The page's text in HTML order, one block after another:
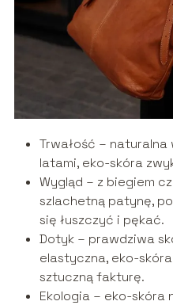
Trwałość – naturalna
latami, eko-skóra
Wygląd – z biegiem
szlachetną patynę,
się łuszczyć i pękać.
Dotyk – prawdziwa
elastyczna, eko-
sztuczną fakturę.
Ekologia – eko-skóra